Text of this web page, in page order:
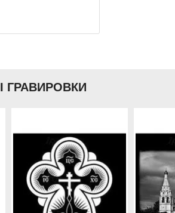
ГРАВИРОВКИ